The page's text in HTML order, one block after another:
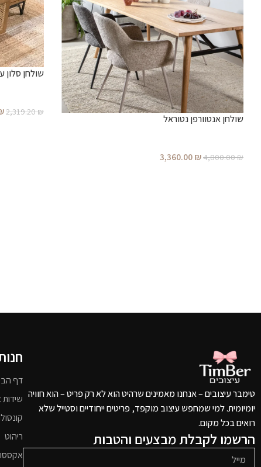
שולחן אנטוורפן נטוראל
4,800.00₪
3,360.00₪
שולחן סלון
2,319.20₪
טימבר עיצובים – אנחנו מאמינים שרהיט הוא לא רק פריט – הוא חוויה
יומיומית. למי שמחפש עיצוב מוקפד, פריטים ייחודיים וסטייל שלא
רואים בכל מקום.
הרשמו לקבלת מבצעים והטבות
דף
שידות
ריהוט